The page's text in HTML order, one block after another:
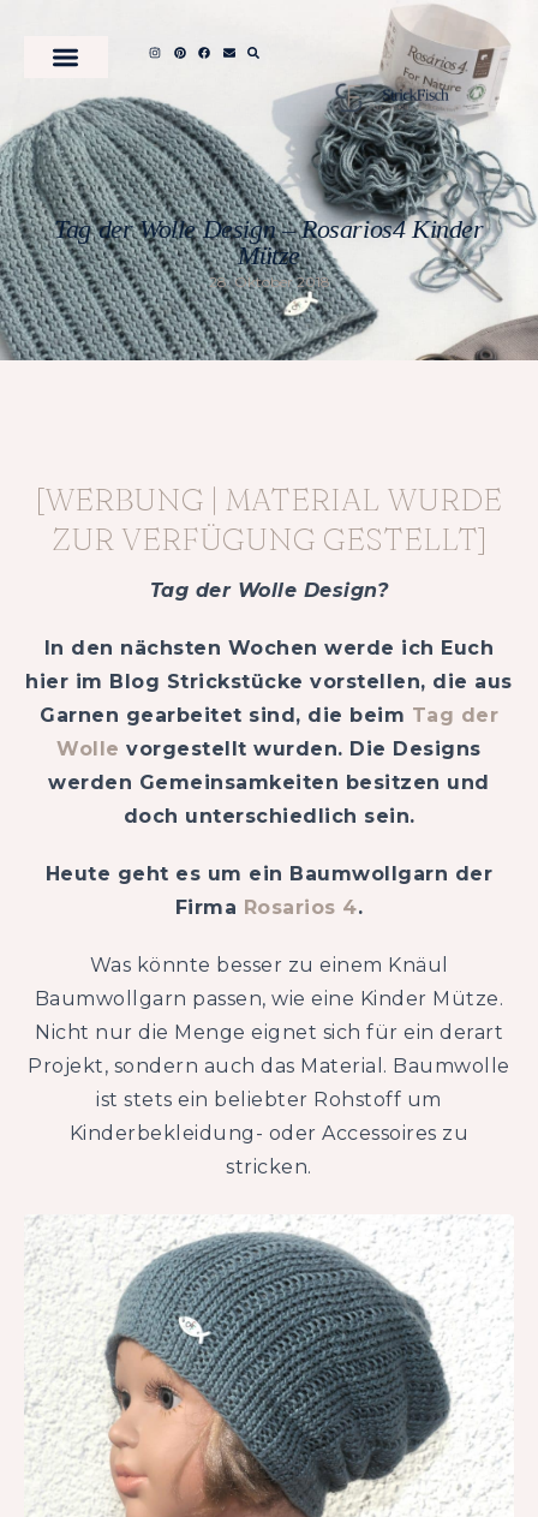
Tag der Wolle Design – Rosarios4 Kinder
Mütze
28. Oktober 2018
[WERBUNG | MATERIAL WURDE
ZUR VERFÜGUNG GESTELLT]
Tag der Wolle Design?
In den nächsten Wochen werde ich Euch
hier im Blog Strickstücke vorstellen, die aus
Garnen gearbeitet sind, die beim Tag der
Wolle vorgestellt wurden. Die Designs
werden Gemeinsamkeiten besitzen und
doch unterschiedlich sein.
Heute geht es um ein Baumwollgarn der
Firma Rosarios 4.
Was könnte besser zu einem Knäul
Baumwollgarn passen, wie eine Kinder Mütze.
Nicht nur die Menge eignet sich für ein derart
Projekt, sondern auch das Material. Baumwolle
ist stets ein beliebter Rohstoff um
Kinderbekleidung- oder Accessoires zu
stricken.